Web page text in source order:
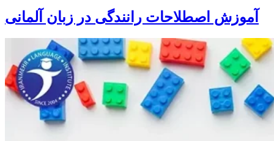
آموزش اصطلاحات رانندگی در زبان آلمانی